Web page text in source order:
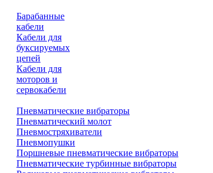
Барабанные
кабели
Кабели для
буксируемых
цепей
Кабели для
моторов и
сервокабели
Пневматические вибраторы
Пневматический молот
Пневмостряхиватели
Пневмопушки
Поршневые пневматические вибраторы
Пневматические турбинные вибраторы